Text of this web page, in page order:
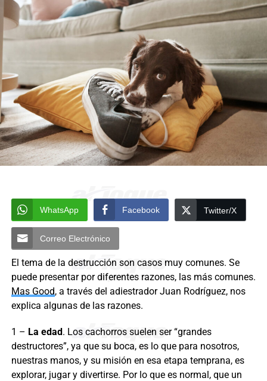
WhatsApp Facebook Twitter/X
Correo Electrónico
El tema de la destrucción son casos muy comunes. Se
puede presentar por diferentes razones, las más comunes.
Mas Good, a través del adiestrador Juan Rodríguez, nos
explica algunas de las razones.
1 – La edad. Los cachorros suelen ser “grandes
destructores”, ya que su boca, es lo que para nosotros,
nuestras manos, y su misión en esa etapa temprana, es
explorar, jugar y divertirse. Por lo que es normal, que un